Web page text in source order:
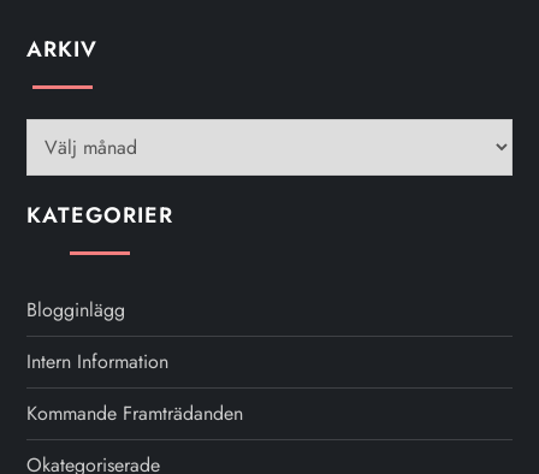
ARKIVArkiv
KATEGORIER
Blogginlägg
Intern Information
Kommande Framträdanden
Okategoriserade